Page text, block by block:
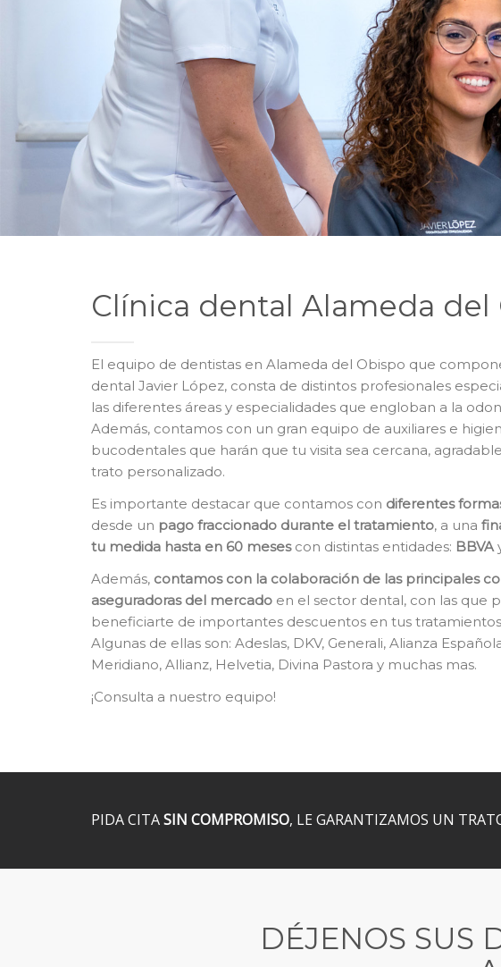
Clínica dental Alameda del
El equipo de dentistas en Alameda del Obispo que
dental Javier López, consta de distintos profesionales
las diferentes áreas y especialidades que engloban a la
Además, contamos con un gran equipo de auxiliares e
bucodentales que harán que tu visita sea cercana,
trato personalizado.
Es importante destacar que contamos con diferentes
desde un pago fraccionado durante el tratamiento, a una
tu medida hasta en 60 mesescon distintas entidades: BBVA
Además, contamos con la colaboración de las principales
aseguradoras del mercado en el sector dental, con las que
beneficiarte de importantes descuentos en tus
Algunas de ellas son: Adeslas, DKV, Generali, Alianza
Meridiano, Allianz, Helvetia, Divina Pastora y muchas mas.
¡Consulta a nuestro equipo!
PIDA CITASIN COMPROMISO, LE GARANTIZAMOS UN
DÉJENOS SUS